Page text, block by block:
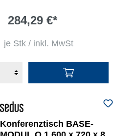
284,29 €*
je Stk / inkl. MwSt
Konferenztisch BASE-